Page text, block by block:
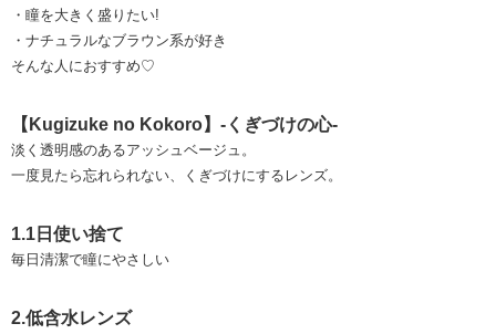
・瞳を大きく盛りたい!
・ナチュラルなブラウン系が好き
そんな人におすすめ♡
【Kugizuke no Kokoro】-くぎづけの心-
淡く透明感のあるアッシュベージュ。
一度見たら忘れられない、くぎづけにするレンズ。
1.1日使い捨て
毎日清潔で瞳にやさしい
2.低含水レンズ